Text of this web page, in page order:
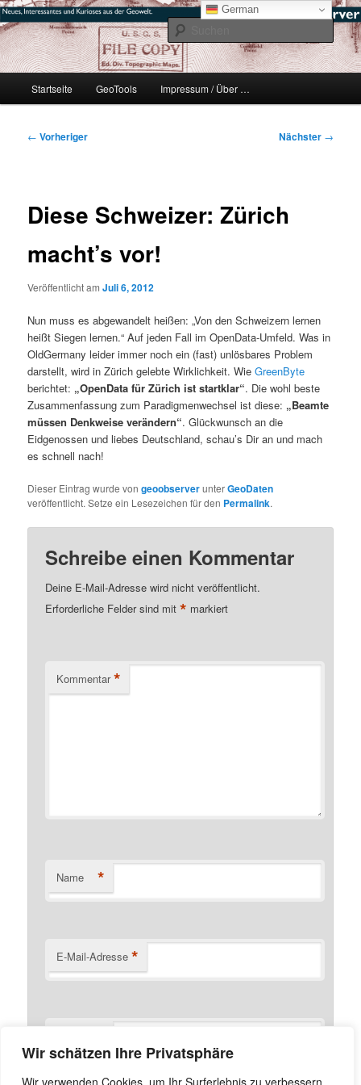
Wir schätzen Ihre Privatsphäre
Wir verwenden Cookies, um Ihr Surferlebnis zu verbessern,
Zum
primären
Inhalt
springen#geoObserver
mikeE's GeoBlog
Startseite GeoTools Impressum / Über …
Beitragsnavigation
← Vorheriger Nächster →
Diese Schweizer: Zürich
macht’s vor!
Veröffentlicht amJuli 6, 2012
Nun muss es abgewandelt heißen: „Von den Schweizern lernen
heißt Siegen lernen.“ Auf jeden Fall im OpenData-Umfeld. Was in
OldGermany leider immer noch ein (fast) unlösbares Problem
darstellt, wird in Zürich gelebte Wirklichkeit. WieGreenByte
berichtet: „OpenData für Zürich ist startklar“. Die wohl beste
Zusammenfassung zum Paradigmenwechsel ist diese: „Beamte
müssen Denkweise verändern“. Glückwunsch an die
Eidgenossen und liebes Deutschland, schau’s Dir an und mach
es schnell nach!
Dieser Eintrag wurde vongeoobserverunterGeoDaten
veröffentlicht. Setze ein Lesezeichen für den Permalink.
Schreibe einen Kommentar
Deine E-Mail-Adresse wird nicht veröffentlicht.
Erforderliche Felder sind mit* markiert
Kommentar *
Name *
E-Mail-Adresse *
Name, E-Mail-Adresse und Website in diesem Browser
German